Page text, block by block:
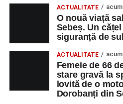
rutier soldat cu victime.
La fața locului s-au
stabilit că un bărbat de 53 de
motocicletă pe direcția Daia
fi surprins și accidentat o
care traversa strada printr-un
În urma impactului, femeia
ACTUALITATE
O nouă viață
Sebeș. Un
siguranță de
ACTUALITATE
Femeie de 66
stare gravă la
lovită de o
Dorobanți din